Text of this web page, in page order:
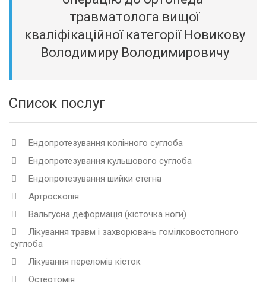
травматолога вищої
кваліфікаційної категорії Новикову
Володимиру Володимировичу
Список послуг
Ендопротезування колінного суглоба
Ендопротезування кульшового суглоба
Ендопротезування шийки стегна
Артроскопія
Вальгусна деформація (кісточка ноги)
Лікування травм і захворювань гомілковостопного
суглоба
Лікування переломів кісток
Остеотомія